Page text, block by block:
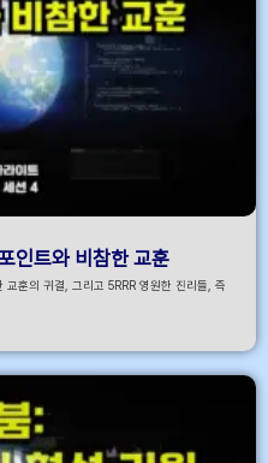
인트와 비참한 교훈
훈의 귀결, 그리고 5RRR 영원한 진리들, 즉